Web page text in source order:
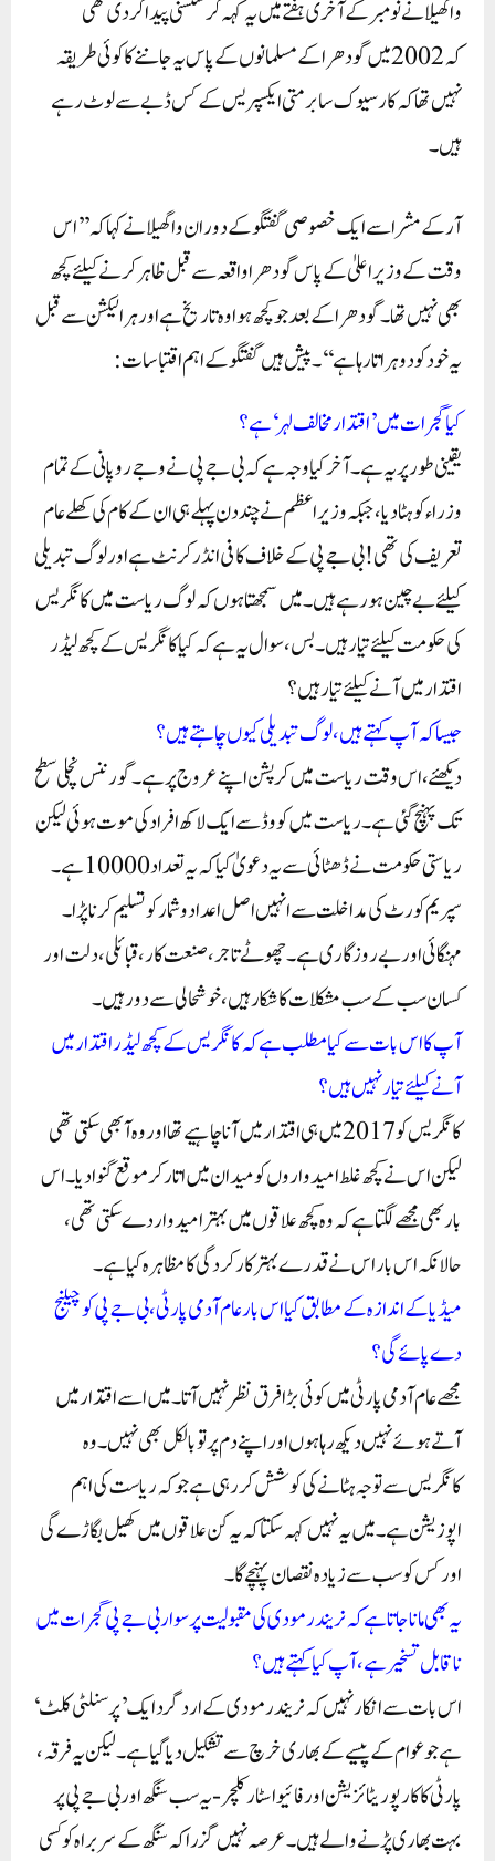
واگھیلا نے نومبر کے آخری ہفتے میں یہ کہہ کر سنسنی پیدا کر دی تھی
کہ 2002 میں گودھرا کے مسلمانوں کے پاس یہ جاننے کا کوئی طریقہ
نہیں تھا کہ کار سیوک سابرمتی ایکسپریس کے کس ڈبے سے لوٹ رہے
ہیں۔
آر کے مشرا سے ایک خصوصی گفتگو کے دوران واگھیلا نے کہا کہ ’’اس
وقت کے وزیر اعلیٰ کے پاس گودھرا واقعہ سے قبل ظاہر کرنے کیلئے کچھ
بھی نہیں تھا۔ گودھرا کے بعد جو کچھ ہوا وہ تاریخ ہے اور ہر الیکشن سے قبل
یہ خود کو دوہراتا رہا ہے‘‘۔ پیش ہیں گفتگو کے اہم اقتباسات:
کیا گجرات میں ’اقتدار مخالف لہر‘ ہے؟
یقینی طور پر یہ ہے۔ آخر کیا وجہ ہے کہ بی جے پی نے وجے روپانی کے تمام
وزراء کو ہٹا دیا، جبکہ وزیر اعظم نے چند دن پہلے ہی ان کے کام کی کھلے عام
تعریف کی تھی! بی جے پی کے خلاف کافی انڈر کرنٹ ہے اور لوگ تبدیلی
کیلئے بے چین ہو رہے ہیں۔ میں سمجھتا ہوں کہ لوگ ریاست میں کانگریس
کی حکومت کیلئے تیار ہیں۔ بس، سوال یہ ہے کہ کیا کانگریس کے کچھ لیڈر
اقتدار میں آنے کیلئے تیار ہیں؟
جیسا کہ آپ کہتے ہیں، لوگ تبدیلی کیوں چاہتے ہیں؟
دیکھئے، اس وقت ریاست میں کرپشن اپنے عروج پر ہے۔ گورننس نچلی سطح
تک پہنچ گئی ہے۔ ریاست میں کووڈ سے ایک لاکھ افراد کی موت ہوئی لیکن
ریاستی حکومت نے ڈھٹائی سے یہ دعویٰ کیا کہ یہ تعداد 10000 ہے۔
سپریم کورٹ کی مداخلت سے انہیں اصل اعداد و شمار کو تسلیم کرنا پڑا۔
مہنگائی اور بے روزگاری ہے۔ چھوٹے تاجر، صنعت کار، قبائلی، دلت اور
کسان سب کے سب مشکلات کا شکار ہیں، خوشحالی سے دور ہیں۔
آپ کا اس بات سے کیا مطلب ہے کہ کانگریس کے کچھ لیڈر اقتدار میں
آنے کیلئے تیار نہیں ہیں؟
کانگریس کو 2017 میں ہی اقتدار میں آنا چاہیے تھا اور وہ آ بھی سکتی تھی
لیکن اس نے کچھ غلط امیدواروں کو میدان میں اتار کر موقع گنوا دیا۔ اس
بار بھی مجھے لگتا ہے کہ وہ کچھ علاقوں میں بہتر امیدوار دے سکتی تھی،
حالانکہ اس بار اس نے قدرے بہتر کارکردگی کا مظاہرہ کیا ہے۔
میڈیا کے اندازہ کے مطابق کیا اس بار عام آدمی پارٹی، بی جے پی کو چیلنج
دے پائے گی؟
مجھے عام آدمی پارٹی میں کوئی بڑا فرق نظر نہیں آتا۔ میں اسے اقتدار میں
آتے ہوئے نہیں دیکھ رہا ہوں اور اپنے دم پر تو بالکل بھی نہیں۔ وہ
کانگریس سے توجہ ہٹانے کی کوشش کر رہی ہے جو کہ ریاست کی اہم
اپوزیشن ہے۔ میں یہ نہیں کہہ سکتا کہ یہ کن علاقوں میں کھیل بگاڑے گی
اور کس کو سب سے زیادہ نقصان پہنچے گا۔
یہ بھی مانا جاتا ہے کہ نریندر مودی کی مقبولیت پر سوار بی جے پی گجرات میں
ناقابل تسخیر ہے، آپ کیا کہتے ہیں؟
اس بات سے انکار نہیں کہ نریندر مودی کے ارد گرد ایک ’پرسنلٹی کلٹ‘
ہے جو عوام کے پیسے کے بھاری خرچ سے تشکیل دیا گیا ہے۔ لیکن یہ فرقہ،
پارٹی کا کارپوریٹائزیشن اور فائیو اسٹار کلچر- یہ سب سنگھ اور بی جے پی پر
بہت بھاری پڑنے والے ہیں۔ عرصہ نہیں گزرا کہ سنگھ کے سربراہ کو کسی